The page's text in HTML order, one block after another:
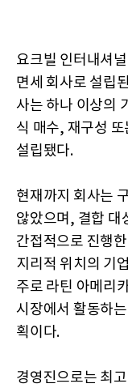
요크빌 인터내셔
면세 회사로 설립
사는 하나 이상의
식 매수, 재구성
설립됐다.
현재까지 회사는
않았으며, 결합 대
간접적으로 진행
지리적 위치의 기
주로 라틴 아메리
시장에서 활동하
획이다.
경영진으로는 최